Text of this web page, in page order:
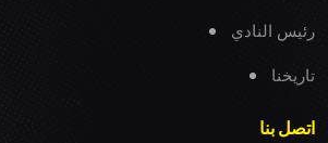
رئيس النادي
تاريخنا
اتصل بنا